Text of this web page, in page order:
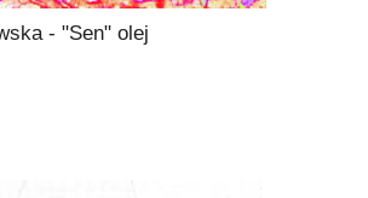
- "Sen" olej